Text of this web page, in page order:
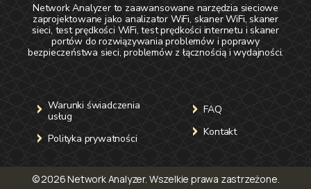
Network Analyzer to zaawansowane narzędzia sieciowe
zaprojektowane jako analizator WiFi, skaner WiFi, skaner
sieci, test prędkości WiFi, test prędkości internetu i skaner
portów do rozwiązywania problemów i poprawy
bezpieczeństwa sieci, problemów z łącznością i wydajności.
Warunki świadczenia
usług
Polityka prywatności
FAQ
Kontakt
©2026Network Analyzer. Wszelkie prawa zastrzeżone.